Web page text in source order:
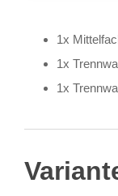
1x
1x
1x